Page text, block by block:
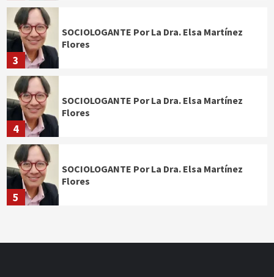
3
SOCIOLOGANTE Por La Dra. Elsa Martínez
Flores
4
SOCIOLOGANTE Por La Dra. Elsa Martínez
Flores
5
SOCIOLOGANTE Por La Dra. Elsa Martínez
Flores